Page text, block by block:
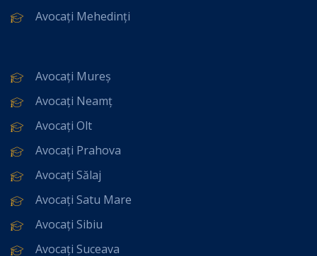
Avocați Mehedinți
Avocați Mureș
Avocați Neamț
Avocați Olt
Avocați Prahova
Avocați Sălaj
Avocați Satu Mare
Avocați Sibiu
Avocați Suceava